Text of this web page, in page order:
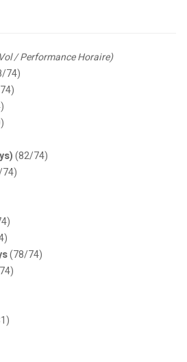
/ Performance Horaire)
74)
(82/74)
(78/74)